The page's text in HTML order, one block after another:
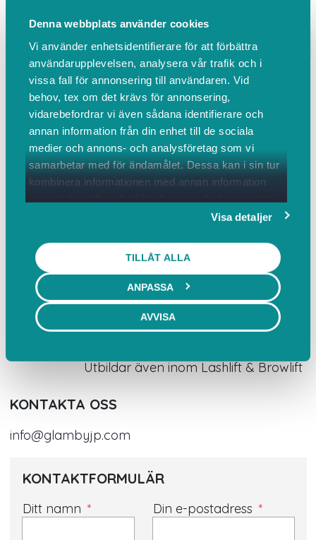
Denna webbplats använder cookies
Vi använder enhetsidentifierare för att förbättra
användarupplevelsen, analysera vår trafik och i
vissa fall för annonsering till användaren. Vid
behov, tex om det krävs för annonsering,
vidarebefordrar vi även sådana identifierare och
annan information från din enhet till de sociala
medier och annons- och analysföretag som vi
samarbetar med för ändamålet. Dessa kan i sin tur
kombinera informationen med annan information
Visa detaljer
TILLÅT ALLA
ANPASSA
AVVISA
Boka Events Om oss Omdömen
Om oss
Hitta hit Vårt team Kontakta oss
Certifierad inom Lashlift och Browlift behandlingar
samt utbildningar i Barkarbystaden.
HITTA HIT
VÅRT TEAM
A
Anna Maria Luna
Certifierad utövare inom Lashlift &
Utbildar även inom Lashlift & Browlift
KONTAKTA OSS
info@glambyjp.com
KONTAKTFORMULÄR
Ditt namn Din e-postadress